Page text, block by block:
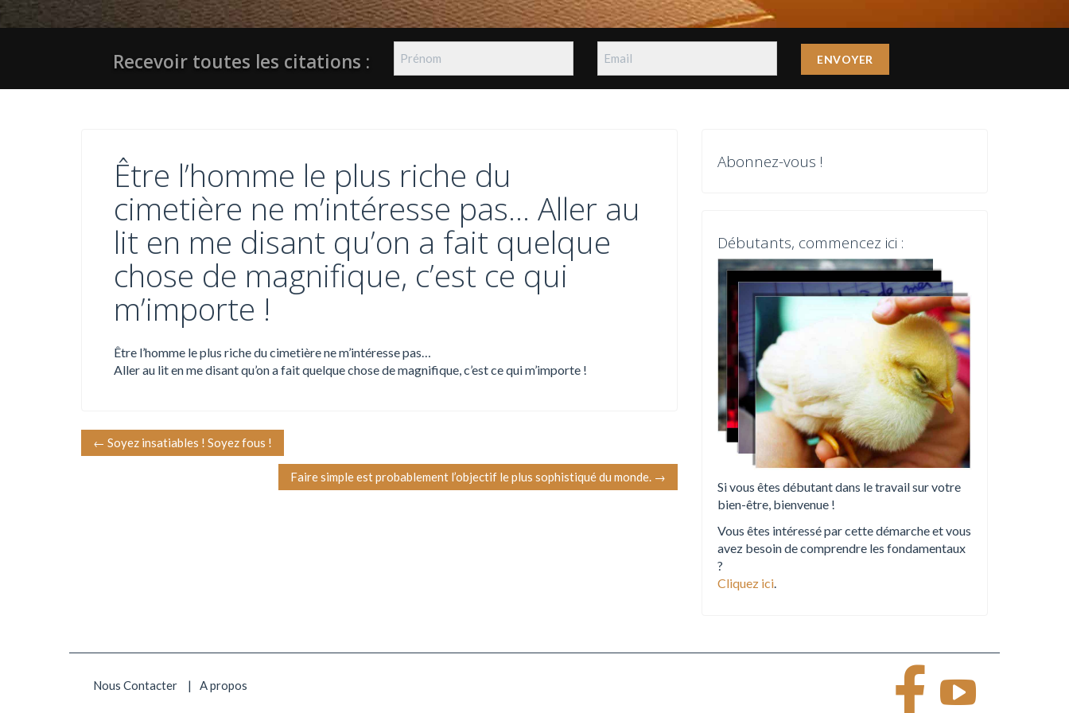
Recevoir toutes les citations :
Être l’homme le plus riche du
cimetière ne m’intéresse pas… Aller au
lit en me disant qu’on a fait quelque
chose de magnifique, c’est ce qui
m’importe !
Être l’homme le plus riche du cimetière ne m’intéresse pas…
Aller au lit en me disant qu’on a fait quelque chose de magnifique, c’est ce qui m’importe !
N
t
← Soyez insatiables ! Soyez fous !
Faire simple est probablement l’objectif le plus sophistiqué du monde. →
Abonnez-vous !
Débutants, commencez ici :
Si vous êtes débutant dans le travail sur votre
bien-être, bienvenue !
Vous êtes intéressé par cette démarche et vous
avez besoin de comprendre les fondamentaux
?
Cliquez ici.
Nous Contacter A propos